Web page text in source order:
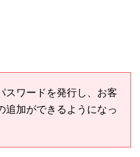
スワードを発行し、お客
追加ができるようになっ